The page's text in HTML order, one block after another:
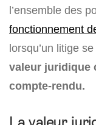
l’ensemble des
fonctionnement
lorsqu’un litige
valeur juridique
compte-rendu.
La valeur